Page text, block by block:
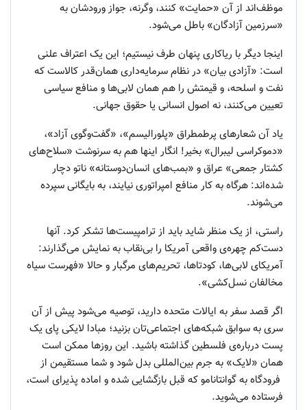
موظف‌اند از آن «حمایت» کنند، وگرنه، جواز ورودشان به
«سرزمین آزادگان» باطل می‌شود.
اینجا دیگر با ریاکاری پنهان طرف نیستیم؛ این یک اعتراف علنی
است: «آزادی بیان» در نظام سرمایه‌داری همان‌قدر کالاست که
نفت و اسلحه، و قیمتش را هم همان لابی‌ها و منافع سیاسی
تعیین می‌کنند، نه اصول انسانی یا حقوق جهانی.
یاد آن شعارهای پرطمطراق «پلورالیسم»، «گفت‌وگوی آزاد»،
«دموکراسی لیبرال» بخیر! انگار اینها هم به سرنوشت «سلاح‌های
کشتار جمعی» عراق و «بمب‌های انسان‌دوستانه» ناتو دچار
شده‌اند: هرگاه به کار منافع امپراتوری نیایند، به بایگانی سپرده
می‌شوند.
راستی، از یک منظر شاید باید از ترامپیست‌ها تشکر کرد. آنها
دست‌کم چهره‌ی واقعی آمریکا را بی‌نقاب به نمایش می‌گذارند:
آمریکای لابی‌ها، کودتاها، تحریم‌های مرگبار و حالا «فهرست سیاه
مخالفان نسل‌کشی».
اگر قصد سفر به ایالات متحده دارید، توصیه می‌شود پیش از آن
سری به سوابق شبکه‌های اجتماعی‌تان بزنید؛ مبادا لایکی پای یک
پست درباره‌ی فلسطین گذاشته باشید. این روزها ممکن است
همان «لایک» به جرم بین‌المللی بدل شود و شما مستقیمن از
فرودگاه به گوانتانامو که قبل بازگشایی شده و اماده پذیرای است،
فرستاده می‌شوید.